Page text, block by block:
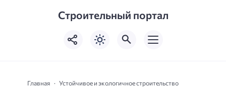
Строительный портал
Главная Устойчивое и экологичное строительство